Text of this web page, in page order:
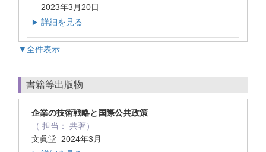
2023年3月20日
▶ 詳細を見る
▼全件表示
書籍等出版物
企業の技術戦略と国際公共政策
（ 担当： 共著）
文眞堂 2024年3月